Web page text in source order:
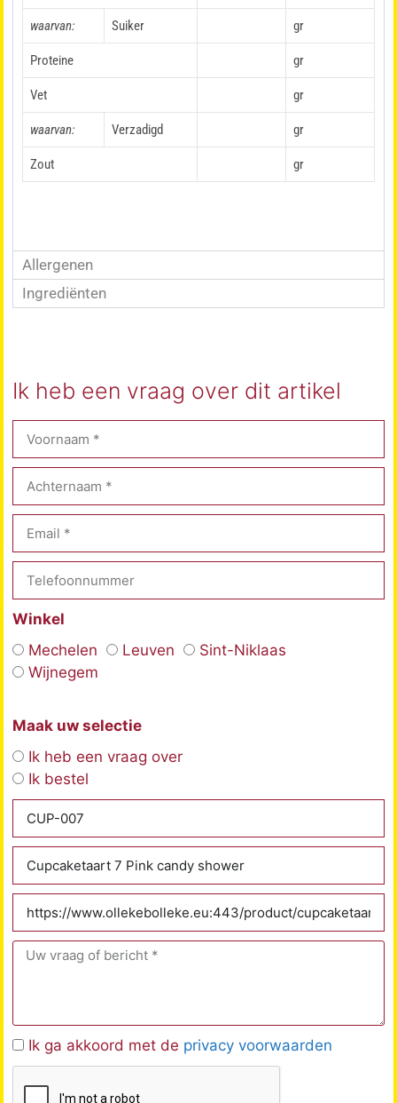
waarvan: Suiker gr
Proteine gr
Vet gr
waarvan: Verzadigd gr
Zout gr
Allergenen
Ingrediënten
Ik heb een vraag over dit artikel
Winkel
Mechelen
Leuven
Sint-Niklaas
Wijnegem
Maak uw selectie
Ik heb een vraag over
Ik bestel
Ik ga akkoord met de privacy voorwaarden